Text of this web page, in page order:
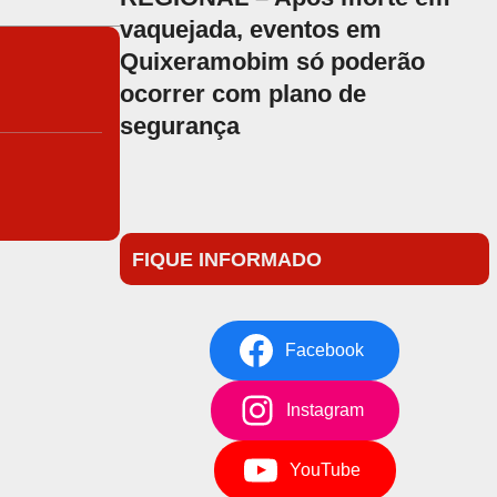
vaquejada, eventos em
Quixeramobim só poderão
ocorrer com plano de
segurança
FIQUE INFORMADO
Facebook
Instagram
YouTube